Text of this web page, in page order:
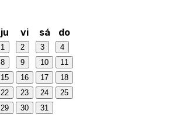
ju vi sá do
1 2 3
4
8 9 10
11
15 16 17
18
22 23 24
25
29 30 31